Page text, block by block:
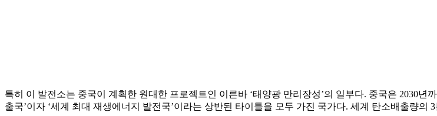
특히 이 발전소는 중국이 계획한 원대한 프로젝트인 이른바 ‘태양광 만리장성’의 일부다. 중국은 2030
출국’이자 ‘세계 최대 재생에너지 발전국’이라는 상반된 타이틀을 모두 가진 국가다. 세계 탄소배출량